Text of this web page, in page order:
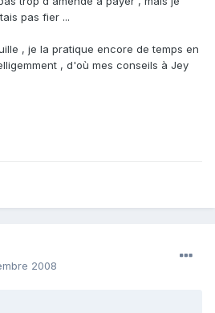
pas fier ...
, je la pratique encore de temps en
, d'où mes conseils à Jey
2008